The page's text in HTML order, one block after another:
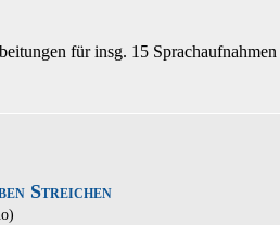
für insg. 15 Sprachaufnahmen
Streichen